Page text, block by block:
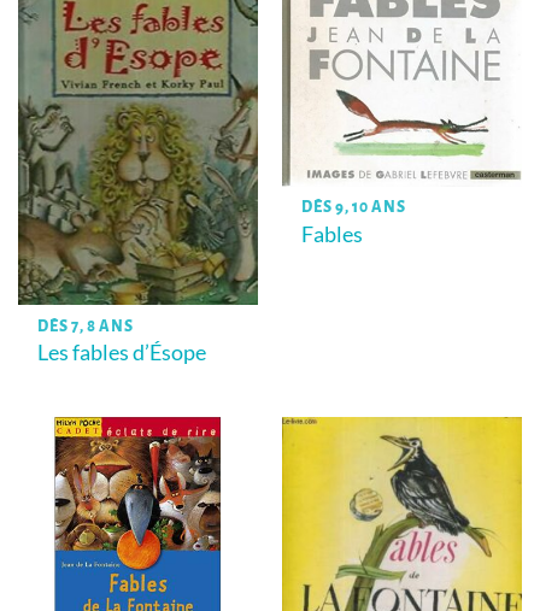
DÈS 7, 8 ANS
Les fables d’Ésope
DÈS 9, 10 ANS
Fables